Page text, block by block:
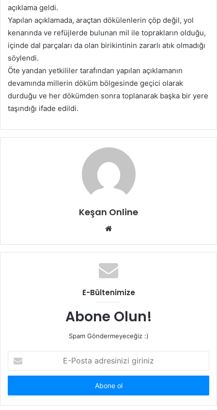
açıklama geldi.
Yapılan açıklamada, araçtan dökülenlerin çöp değil, yol
kenarında ve refüjlerde bulunan mil ile toprakların olduğu,
içinde dal parçaları da olan birikintinin zararlı atık olmadığı
söylendi.
Öte yandan yetkililer tarafından yapılan açıklamanın
devamında millerin döküm bölgesinde geçici olarak
durduğu ve her dökümden sonra toplanarak başka bir yere
taşındığı ifade edildi.
Keşan Online
Web
E-Bültenimize
Abone Olun!
Spam Göndermeyeceğiz :)
Posta
adresinizi